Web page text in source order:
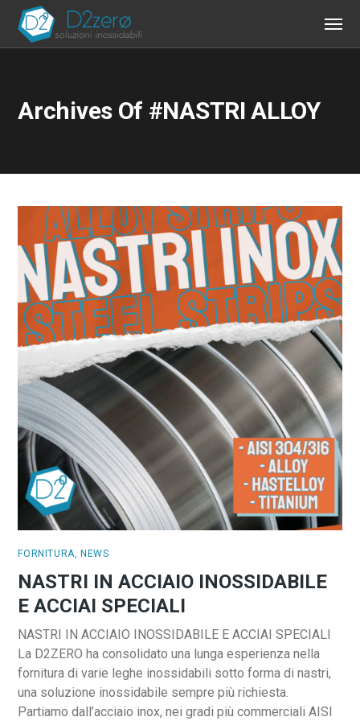
Archives Of #NASTRI ALLOY
FORNITURA, NEWS
NASTRI IN ACCIAIO INOSSIDABILE
E ACCIAI SPECIALI
NASTRI IN ACCIAIO INOSSIDABILE E ACCIAI SPECIALI
La D2ZERO ha consolidato una lunga esperienza nella
fornitura di varie leghe inossidabili sotto forma di nastri,
una soluzione inossidabile sempre più richiesta.
Partiamo dall’acciaio inox, nei gradi più commerciali AISI